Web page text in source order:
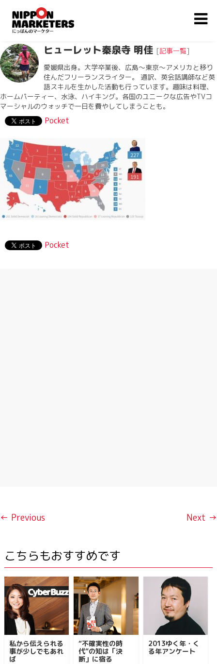
ヒューレット秦泉寺 明佳 [記事一覧]
愛媛県出身。大学卒業後、広島〜東京〜アメリカと移り
住んだフリーランスライター。 通訳、英会話講師など英
語スキルを生かした活動も行っています。趣味は料理、
ホームパーティー、水泳、ハイキング。各国のユニークな広告やTVコ
マーシャルのウォッチで一日を費やしてしまうことも。
Pocket
Pocket
← Previous Next →
こちらもおすすめです
私から伝えられる
事が少しでもあれ
ば
“不確実性の時
代”の知は「決
断」に宿る
2013ゆく年・く
る年アンケート